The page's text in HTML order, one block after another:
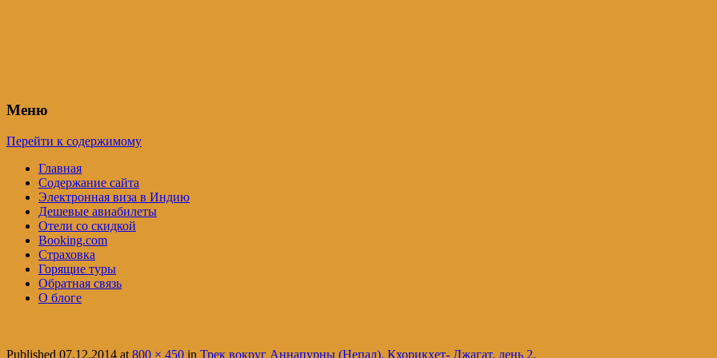
Меню
Перейти к содержимому
Главная
Содержание сайта
Электронная виза в Индию
Дешевые авиабилеты
Отели со скидкой
Booking.com
Страховка
Горящие туры
Обратная связь
О блоге
Published 07.12.2014 at800 × 450 in Трек вокруг Аннапурны (Непал), Кхорикхет- Джагат, день 2.